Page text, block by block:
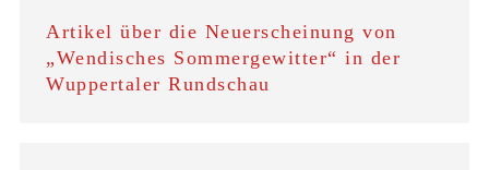
Artikel über die Neuerscheinung von
„Wendisches Sommergewitter“ in der
Wuppertaler Rundschau